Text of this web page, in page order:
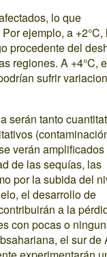
lo que
ejemplo, a +2°C,
procedente del
regiones. A +4°C,
sufrir
serán tanto
verán amplificados
de las sequías, las
por la subida del
el desarrollo de
a la
con pocas o
el sur de